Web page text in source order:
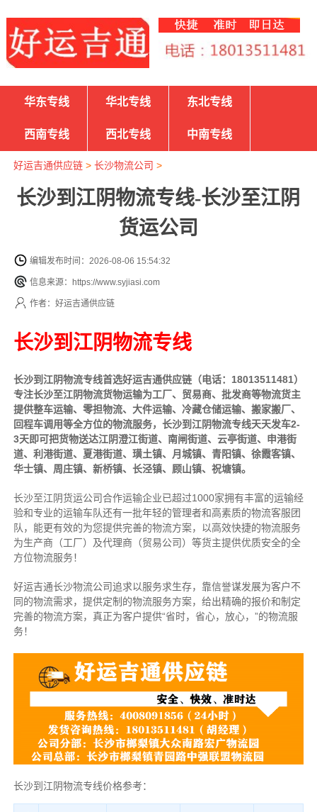
华东专线 华北专线 东北专线
西南专线 西北专线 中南专线
好运吉通供应链> 长沙物流公司 >
长沙到江阴物流专线-长沙至江阴
货运公司
编辑发布时间：2026-08-06 15:54:32
信息来源：https://www.syjiasi.com
作者：好运吉通供应链
长沙到江阴物流专线
长沙到江阴物流专线首选好运吉通供应链（电话：18013511481）
专注长沙至江阴物流货物运输为工厂、贸易商、批发商等物流货主
提供整车运输、零担物流、大件运输、冷藏仓储运输、搬家搬厂、
回程车调用等全方位的物流服务，长沙到江阴物流专线天天发车2-
3天即可把货物送达江阴澄江街道、南闸街道、云亭街道、申港街
道、利港街道、夏港街道、璜土镇、月城镇、青阳镇、徐霞客镇、
华士镇、周庄镇、新桥镇、长泾镇、顾山镇、祝塘镇。
长沙至江阴货运公司合作运输企业已超过1000家拥有丰富的运输经
验和专业的运输车队还有一批年轻的管理者和高素质的物流客服团
队，能更有效的为您提供完善的物流方案，以高效快捷的物流服务
为生产商（工厂）及代理商（贸易公司）等货主提供优质安全的全
方位物流服务！
好运吉通长沙物流公司追求以服务求生存，靠信誉谋发展为客户不
同的物流需求，提供定制的物流服务方案，给出精确的报价和制定
完善的物流方案，真正为客户提供“省时，省心，放心，”的物流服
务！
长沙到江阴物流专线价格参考：